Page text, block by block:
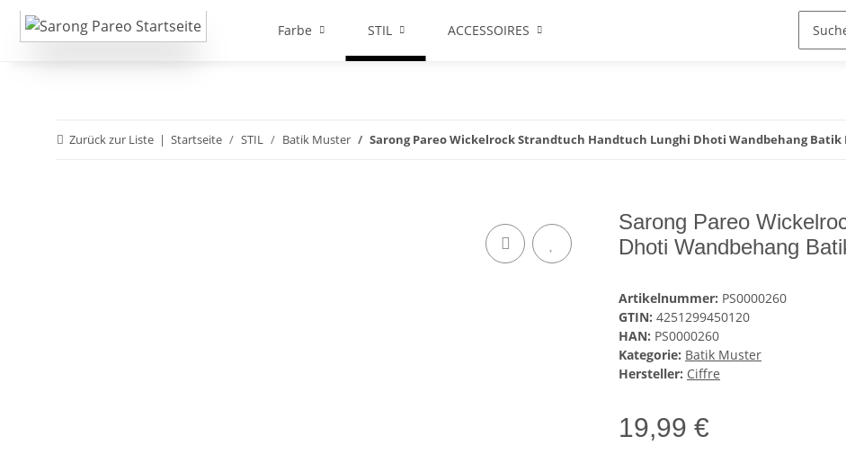
Farbe STIL ACCESSOIRES
Zurück zur Liste Startseite STIL Batik Muster Sarong Pareo Wickelrock Strandtuch Handtuch Lunghi Dhoti Wandbehang
Sarong Pareo
Dhoti Wandbehang
Artikelnummer: PS0000260
GTIN: 4251299450120
HAN: PS0000260
Kategorie: Batik Muster
Hersteller: Ciffre
19,99 €